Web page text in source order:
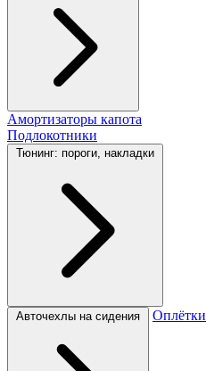
Амортизаторы капота
Подлокотники
Тюнинг: пороги, накладки
Авточехлы на сидения Оплётки